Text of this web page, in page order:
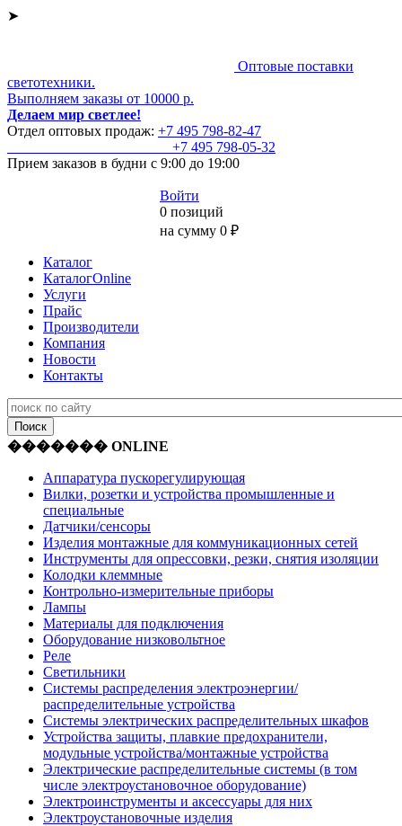
➤
Оптовые поставки
светотехники.
Выполняем заказы от 10000 р.
Делаем мир светлее!
Отдел оптовых продаж: +7 495 798-82-47
+7 495 798-05-32
Прием заказов в будни с 9:00 до 19:00
Войти
0 позиций
на сумму 0 ₽
Каталог
КаталогOnline
Услуги
Прайс
Производители
Компания
Новости
Контакты
������� ONLINE
Аппаратура пускорегулирующая
Вилки, розетки и устройства промышленные и
специальные
Датчики/сенсоры
Изделия монтажные для коммуникационных сетей
Инструменты для опрессовки, резки, снятия изоляции
Колодки клеммные
Контрольно-измерительные приборы
Лампы
Материалы для подключения
Оборудование низковольтное
Реле
Светильники
Системы распределения электроэнергии/
распределительные устройства
Системы электрических распределительных шкафов
Устройства защиты, плавкие предохранители,
модульные устройства/монтажные устройства
Электрические распределительные системы (в том
числе электроустановочное оборудование)
Электроинструменты и аксессуары для них
Электроустановочные изделия